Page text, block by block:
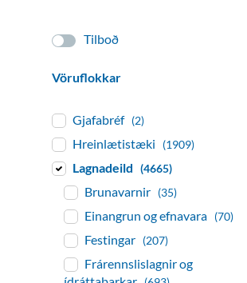
Tilboð
Vöruflokkar
Gjafabréf (2)
Hreinlætistæki (1909)
Lagnadeild (4665)
Brunavarnir (35)
Einangrun og efnavara (70)
Festingar (207)
Frárennslislagnir og